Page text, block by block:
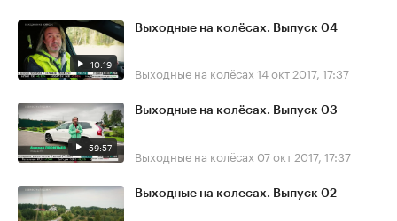
10:19
Выходные на колёсах. Выпуск 04
Выходные на колёсах 14 окт 2017, 17:37
59:57
Выходные на колёсах. Выпуск 03
Выходные на колёсах 07 окт 2017, 17:37
Выходные на колесах. Выпуск 02